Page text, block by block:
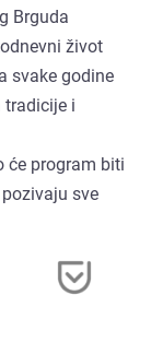
Brguda
život
svake godine
tradicije i
će program biti
sve